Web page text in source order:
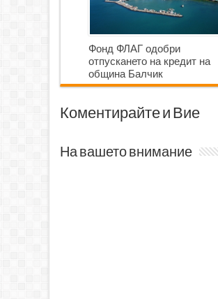
Фонд ФЛАГ одобри
отпускането на кредит на
община Балчик
Коментирайте и Вие
На вашето внимание